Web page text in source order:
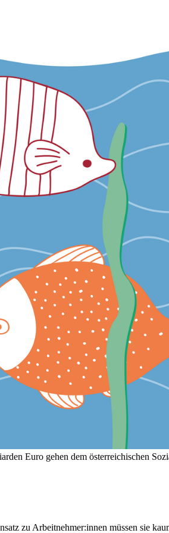
Euro gehen dem österreichischen
zu Arbeitnehmer:innen müssen sie